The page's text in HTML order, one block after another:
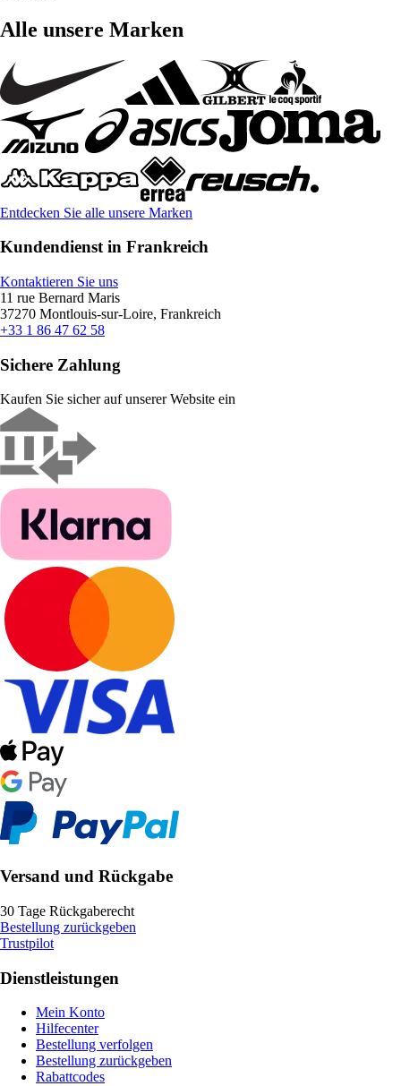
Alle unsere Marken
Entdecken Sie alle unsere Marken
Kundendienst in Frankreich
Kontaktieren Sie uns
11 rue Bernard Maris
37270 Montlouis-sur-Loire, Frankreich
+33 1 86 47 62 58
Sichere Zahlung
Kaufen Sie sicher auf unserer Website ein
Versand und Rückgabe
30 Tage Rückgaberecht
Bestellung zurückgeben
Trustpilot
Dienstleistungen
Mein Konto
Hilfecenter
Bestellung verfolgen
Bestellung zurückgeben
Rabattcodes